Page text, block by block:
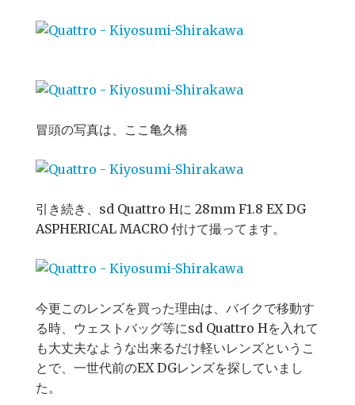
冒頭の写真は、ここ亀久橋
引き続き、sd Quattro Hに 28mm F1.8 EX DG
ASPHERICAL MACRO 付けて撮ってます。
今更このレンズを買った理由は、バイクで移動す
る時、ウェストバッグ等にsd Quattro Hを入れて
も大丈夫なような出来るだけ軽いレンズというこ
とで、一世代前のEX DGレンズを探していまし
た。